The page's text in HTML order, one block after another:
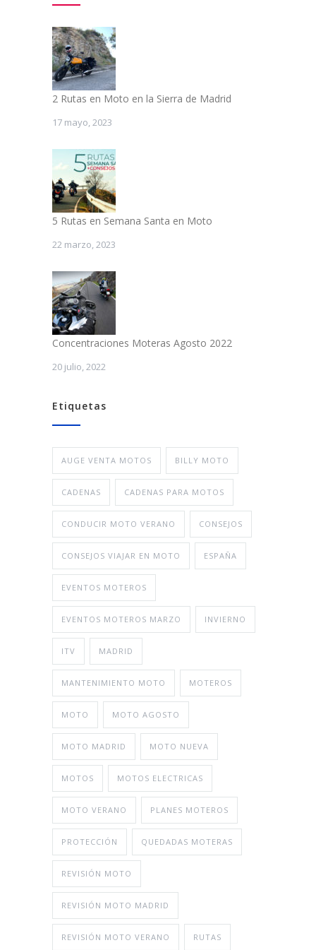
2 Rutas en Moto en la Sierra de Madrid
17 mayo, 2023
5 Rutas en Semana Santa en Moto
22 marzo, 2023
Concentraciones Moteras Agosto 2022
20 julio, 2022
Etiquetas
AUGE VENTA MOTOS BILLY MOTO
CADENAS CADENAS PARA MOTOS
CONDUCIR MOTO VERANO CONSEJOS
CONSEJOS VIAJAR EN MOTO ESPAÑA
EVENTOS MOTEROS
EVENTOS MOTEROS MARZO INVIERNO
ITV MADRID
MANTENIMIENTO MOTO MOTEROS
MOTO MOTO AGOSTO
MOTO MADRID MOTO NUEVA
MOTOS MOTOS ELECTRICAS
MOTO VERANO PLANES MOTEROS
PROTECCIÓN QUEDADAS MOTERAS
REVISIÓN MOTO
REVISIÓN MOTO MADRID
REVISIÓN MOTO VERANO RUTAS